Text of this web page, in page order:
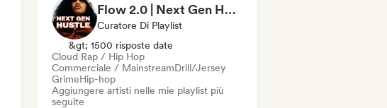
Flow 2.0 | Next Gen Hustle
Curatore Di Playlist
&gt; 1500 risposte date
Cloud Rap / Hip Hop
Commerciale / MainstreamDrill/Jersey
GrimeHip-hop
Aggiungere artisti nelle mie playlist più
seguite